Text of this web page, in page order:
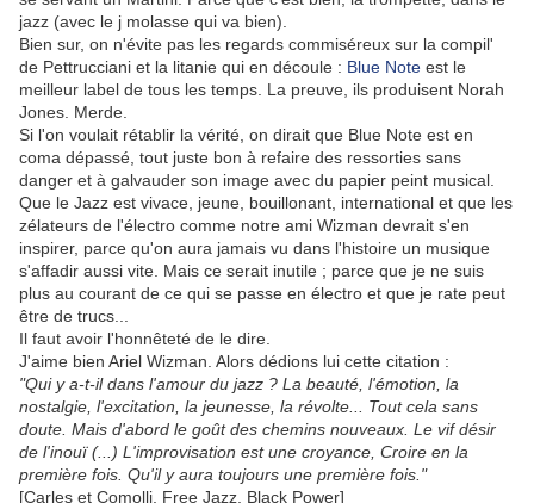
jazz (avec le j molasse qui va bien).
Bien sur, on n'évite pas les regards commiséreux sur la compil'
de Pettrucciani et la litanie qui en découle : Blue Note est le
meilleur label de tous les temps. La preuve, ils produisent Norah
Jones. Merde.
Si l'on voulait rétablir la vérité, on dirait que Blue Note est en
coma dépassé, tout juste bon à refaire des ressorties sans
danger et à galvauder son image avec du papier peint musical.
Que le Jazz est vivace, jeune, bouillonant, international et que les
zélateurs de l'électro comme notre ami Wizman devrait s'en
inspirer, parce qu'on aura jamais vu dans l'histoire un musique
s'affadir aussi vite. Mais ce serait inutile ; parce que je ne suis
plus au courant de ce qui se passe en électro et que je rate peut
être de trucs...
Il faut avoir l'honnêteté de le dire.
J'aime bien Ariel Wizman. Alors dédions lui cette citation :
"Qui y a-t-il dans l'amour du jazz ? La beauté, l'émotion, la
nostalgie, l'excitation, la jeunesse, la révolte... Tout cela sans
doute. Mais d'abord le goût des chemins nouveaux. Le vif désir
de l'inouï (...) L'improvisation est une croyance, Croire en la
première fois. Qu'il y aura toujours une première fois."
[Carles et Comolli, Free Jazz, Black Power]